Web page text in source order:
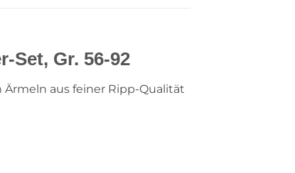
Set, Gr. 56-92
Ärmeln aus feiner Ripp-Qualität